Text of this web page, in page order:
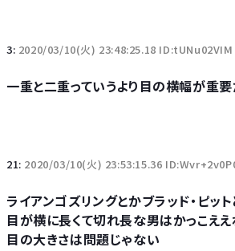
3: 2020/03/10(火) 23:48:25.18 ID:tUNu02VIM
一重と二重っていうより目の横幅が重
21: 2020/03/10(火) 23:53:15.36
ライアンゴズリングとかブラッド・ピッ
目が横に長くて切れ長な男はかっこえ
目の大きさは問題じゃない